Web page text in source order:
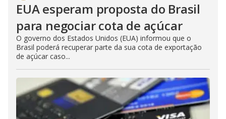
EUA esperam proposta do Brasil
para negociar cota de açúcar
O governo dos Estados Unidos (EUA) informou que o
Brasil poderá recuperar parte da sua cota de exportação
de açúcar caso...